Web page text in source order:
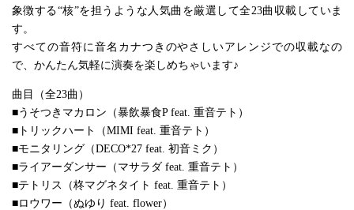
象徴する“核”を担うような人気曲を厳選して全23曲収載していま
す。
すべての音符に音名カナつきのやさしいアレンジでの収載なの
で、かんたん気軽に演奏を楽しめちゃいます♪
曲目（全23曲）
■うそつきマカロン（暴飲暴食P feat. 重音テト）
■トリックハート（MIMI feat. 重音テト）
■モニタリング（DECO*27 feat. 初音ミク）
■ライアーダンサー（マサラダ feat. 重音テト）
■テトリス（柊マグネタイト feat. 重音テト）
■ロウワー（ぬゆり feat. flower）